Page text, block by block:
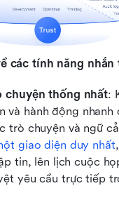
các tính năng nhắn
chuyện thống nhất:
và hành động nhanh
trò chuyện và ngữ
giao diện duy nhất
tin, lên lịch cuộc
yêu cầu trực tiếp